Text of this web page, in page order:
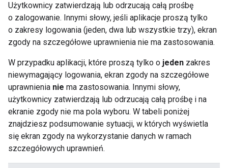
Użytkownicy zatwierdzają lub odrzucają całą prośbę
o zalogowanie. Innymi słowy, jeśli aplikacje proszą tylko
o zakresy logowania (jeden, dwa lub wszystkie trzy), ekran
zgody na szczegółowe uprawnienia nie ma zastosowania.
W przypadku aplikacji, które proszą tylko o jeden zakres
niewymagający logowania, ekran zgody na szczegółowe
uprawnienia nie ma zastosowania. Innymi słowy,
użytkownicy zatwierdzają lub odrzucają całą prośbę i na
ekranie zgody nie ma pola wyboru. W tabeli poniżej
znajdziesz podsumowanie sytuacji, w których wyświetla
się ekran zgody na wykorzystanie danych w ramach
szczegółowych uprawnień.